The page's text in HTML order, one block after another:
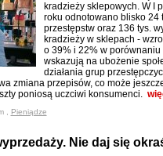
kradzieży sklepowych. W I
roku odnotowano blisko 24
przestępstw oraz 136 tys.
kradzieży w sklepach -
o 39% i 22% w porównaniu
wskazują na ubożenie
działania grup
zmiana przepisów, co może
poniosą uczciwi konsumenci.
, Pieniądze
Nie daj się